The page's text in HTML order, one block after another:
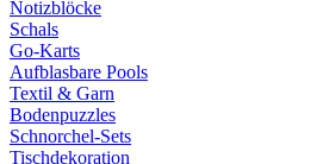
Notizblöcke
Schals
Go-Karts
Aufblasbare Pools
Textil & Garn
Bodenpuzzles
Schnorchel-Sets
Tischdekoration